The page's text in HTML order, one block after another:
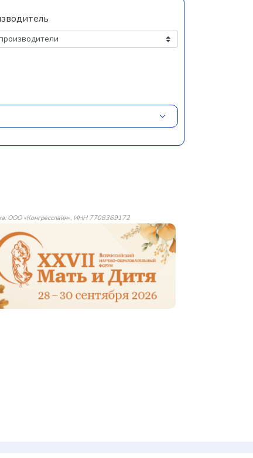
ООО «Конгресслайн», ИНН 7708369172